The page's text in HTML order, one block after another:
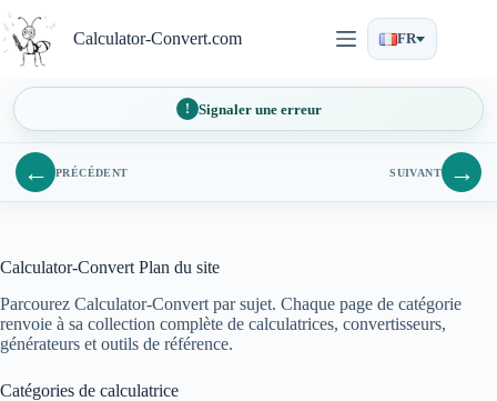
au
contenu
Calculator-Convert.com FR
Signaler une erreur
← PRÉCÉDENT SUIVANT →
Calculator-Convert Plan du site
Parcourez Calculator-Convert par sujet. Chaque page de catégorie
renvoie à sa collection complète de calculatrices, convertisseurs,
générateurs et outils de référence.
Catégories de calculatrice